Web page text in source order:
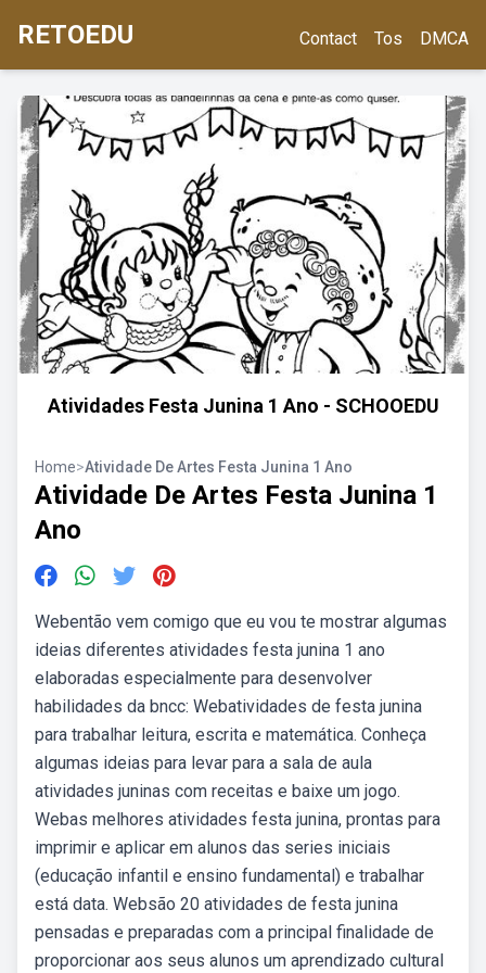
RETOEDU Contact Tos DMCA
Atividades Festa Junina 1 Ano - SCHOOEDU
Home>Atividade De Artes Festa Junina 1 Ano
Atividade De Artes Festa Junina 1
Ano
Webentão vem comigo que eu vou te mostrar algumas
ideias diferentes atividades festa junina 1 ano
elaboradas especialmente para desenvolver
habilidades da bncc: Webatividades de festa junina
para trabalhar leitura, escrita e matemática. Conheça
algumas ideias para levar para a sala de aula
atividades juninas com receitas e baixe um jogo.
Webas melhores atividades festa junina, prontas para
imprimir e aplicar em alunos das series iniciais
(educação infantil e ensino fundamental) e trabalhar
está data. Websão 20 atividades de festa junina
pensadas e preparadas com a principal finalidade de
proporcionar aos seus alunos um aprendizado cultural